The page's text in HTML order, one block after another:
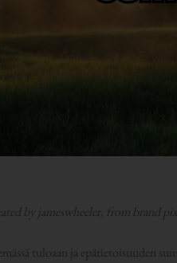
by jameswheeler, from brand
tuloaan ja epätietoisuuden